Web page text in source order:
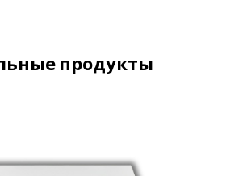
продукты